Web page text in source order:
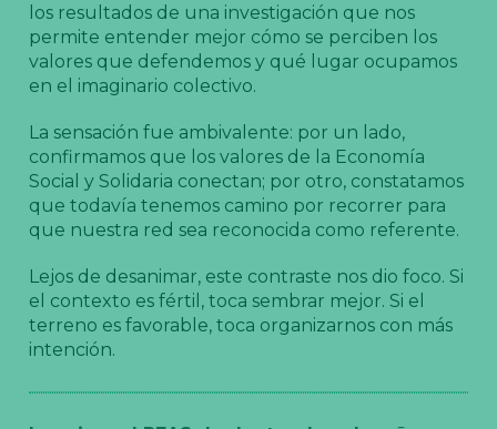
los resultados de una investigación que nos
permite entender mejor cómo se perciben los
valores que defendemos y qué lugar ocupamos
en el imaginario colectivo.
La sensación fue ambivalente: por un lado,
confirmamos que los valores de la Economía
Social y Solidaria conectan; por otro, constatamos
que todavía tenemos camino por recorrer para
que nuestra red sea reconocida como referente.
Lejos de desanimar, este contraste nos dio foco. Si
el contexto es fértil, toca sembrar mejor. Si el
terreno es favorable, toca organizarnos con más
intención.